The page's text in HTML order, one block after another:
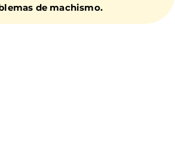
de machismo.